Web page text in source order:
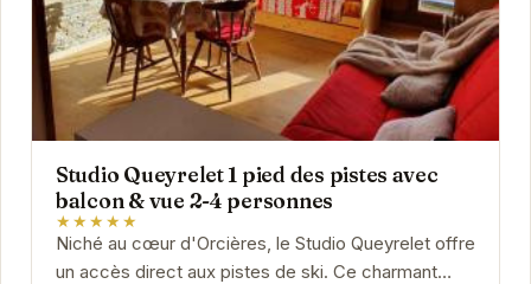
Studio Queyrelet 1 pied des pistes avec
balcon & vue 2-4 personnes
★★★★★
Niché au cœur d'Orcières, le Studio Queyrelet offre
un accès direct aux pistes de ski. Ce charmant